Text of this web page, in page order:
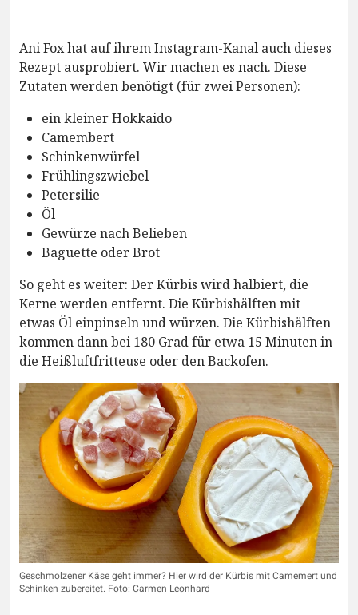
Ani Fox hat auf ihrem Instagram-Kanal auch dieses
Rezept ausprobiert. Wir machen es nach. Diese
Zutaten werden benötigt (für zwei Personen):
ein kleiner Hokkaido
Camembert
Schinkenwürfel
Frühlingszwiebel
Petersilie
Öl
Gewürze nach Belieben
Baguette oder Brot
So geht es weiter: Der Kürbis wird halbiert, die
Kerne werden entfernt. Die Kürbishälften mit
etwas Öl einpinseln und würzen. Die Kürbishälften
kommen dann bei 180 Grad für etwa 15 Minuten in
die Heißluftfritteuse oder den Backofen.
Geschmolzener Käse geht immer? Hier wird der Kürbis mit Camemert und
Schinken zubereitet. Foto: Carmen Leonhard